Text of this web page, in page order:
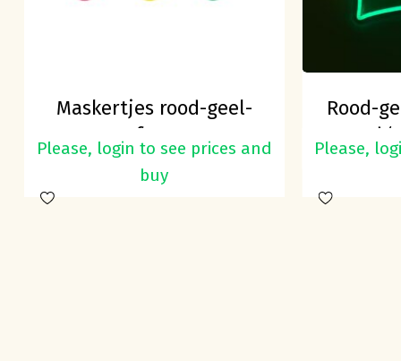
Maskertjes rood-geel-
groen foam 10cm
Please, login to see prices and
buy
Rood-
Led
Please,